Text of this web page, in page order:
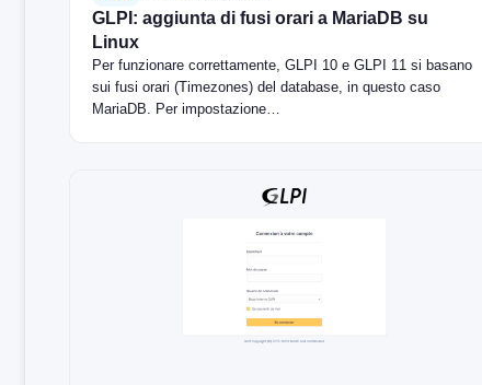
GLPI: aggiunta di fusi orari a MariaDB su
Linux
Per funzionare correttamente, GLPI 10 e GLPI 11 si basano
sui fusi orari (Timezones) del database, in questo caso
MariaDB. Per impostazione…